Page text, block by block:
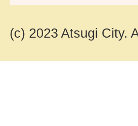
(c) 2023 Atsugi City.